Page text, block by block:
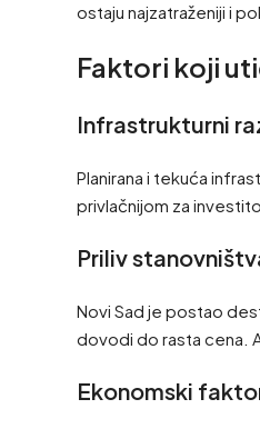
ostaju najzatraženiji i
Faktori koji
Infrastrukturni
Planirana i tekuća
privlačnijom za
Priliv
Novi Sad je postao
dovodi do rasta cena.
Ekonomski